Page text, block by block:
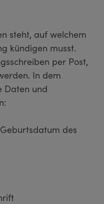
steht, auf welchem
kündigen musst.
per Post,
In dem
Daten und
des